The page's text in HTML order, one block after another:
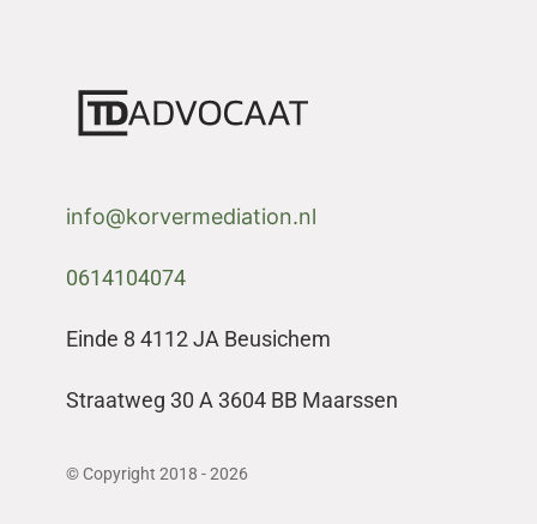
info@korvermediation.nl
0614104074
Einde 8 4112 JA Beusichem
Straatweg 30 A 3604 BB Maarssen
© Copyright 2018 - 2026